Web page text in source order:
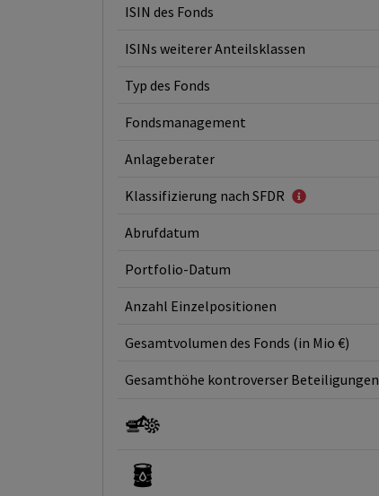
ISIN des Fonds
ISINs weiterer Anteilsklassen
Typ des Fonds
Fondsmanagement
Anlageberater
Klassifizierung nach SFDR
Abrufdatum
Portfolio-Datum
Anzahl Einzelpositionen
Gesamtvolumen des Fonds (in Mio €)
Gesamthöhe kontroverser Beteiligungen